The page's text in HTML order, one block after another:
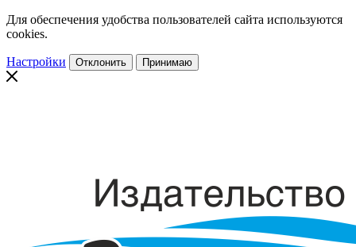
Для обеспечения удобства пользователей сайта используются
cookies.
Настройки Отклонить Принимаю